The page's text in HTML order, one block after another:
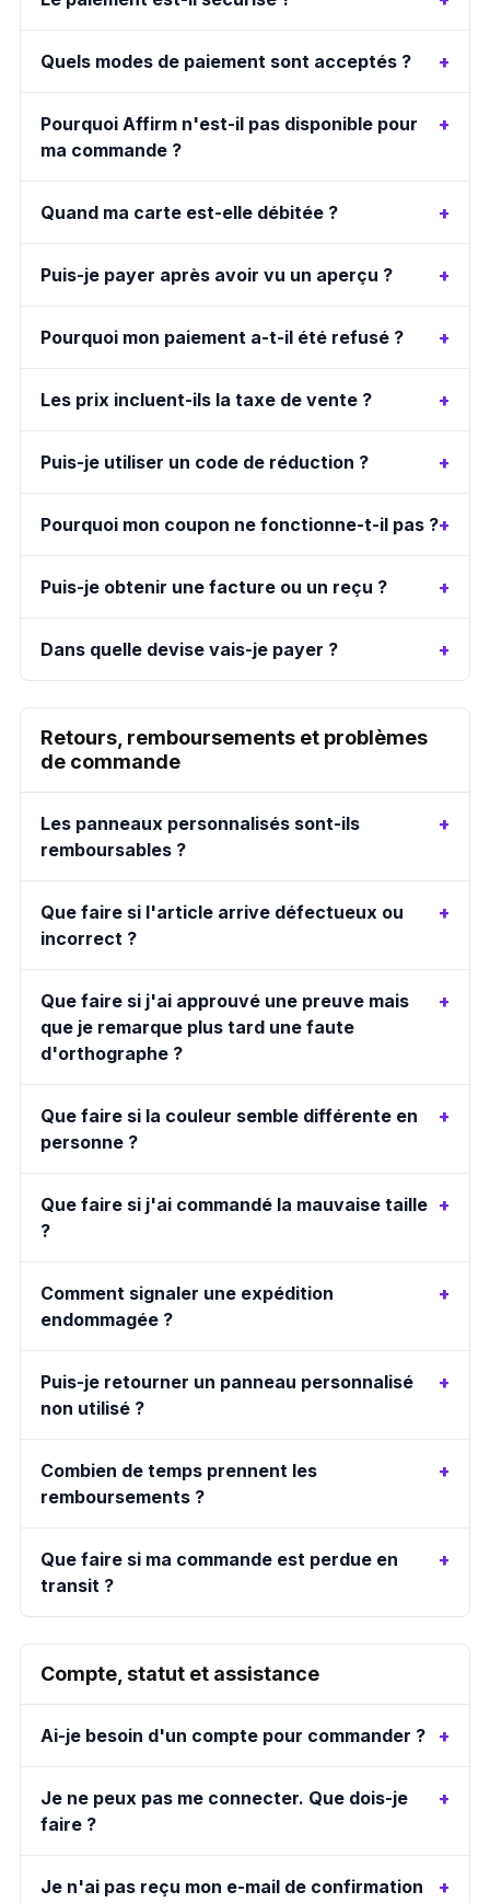
Quels modes de paiement sont acceptés ?
Pourquoi Affirm n'est-il pas disponible pour
ma commande ?
Quand ma carte est-elle débitée ?
Puis-je payer après avoir vu un aperçu ?
Pourquoi mon paiement a-t-il été refusé ?
Les prix incluent-ils la taxe de vente ?
Puis-je utiliser un code de réduction ?
Pourquoi mon coupon ne fonctionne-t-il pas ?
Puis-je obtenir une facture ou un reçu ?
Dans quelle devise vais-je payer ?
Retours, remboursements et problèmes
de commande
Les panneaux personnalisés sont-ils
remboursables ?
Que faire si l'article arrive défectueux ou
incorrect ?
Que faire si j'ai approuvé une preuve mais
que je remarque plus tard une faute
d'orthographe ?
Que faire si la couleur semble différente en
personne ?
Que faire si j'ai commandé la mauvaise taille
?
Comment signaler une expédition
endommagée ?
Puis-je retourner un panneau personnalisé
non utilisé ?
Combien de temps prennent les
remboursements ?
Que faire si ma commande est perdue en
transit ?
Compte, statut et assistance
Ai-je besoin d'un compte pour commander ?
Je ne peux pas me connecter. Que dois-je
faire ?
Je n'ai pas reçu mon e-mail de confirmation